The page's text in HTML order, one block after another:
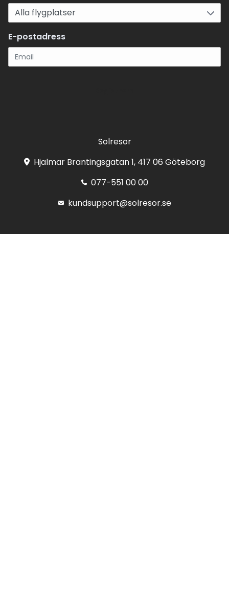
E-postadress
Solresor
Hjalmar Brantingsgatan 1, 417 06 Göteborg
077-551 00 00
kundsupport@solresor.se